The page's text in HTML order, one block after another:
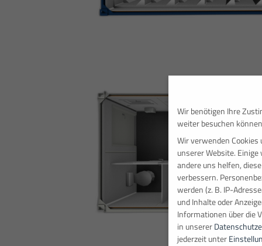
Wir benötigen Ihre
weiter besuchen
Wir verwenden Cookies
unserer Website.
andere uns helfen,
verbessern.
werden (z. B. IP-
und Inhalte oder
Informationen über die
in unserer
jederzeit unter